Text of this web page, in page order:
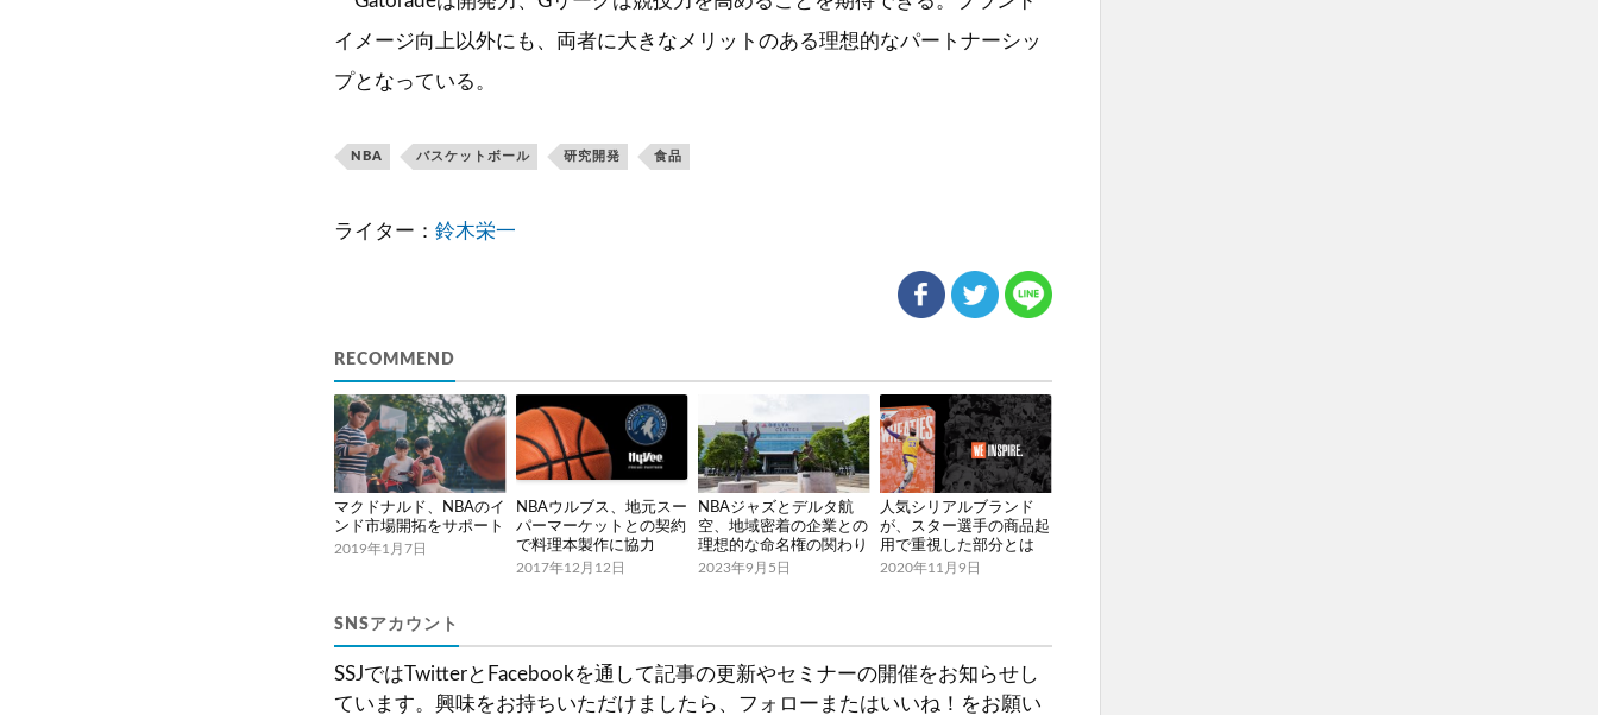
イメージ向上以外にも、両者に大きなメリットのある理想的なパートナーシッ
プとなっている。
NBA バスケットボール 研究開発 食品
ライター： 鈴木栄一
RECOMMEND
2019年1月7日
マクドナルド、NBAのイ
ンド市場開拓をサポート
2017年12月12日
NBAウルブス、地元スー
パーマーケットとの契約
で料理本製作に協力
2023年9月5日
NBAジャズとデルタ航
空、地域密着の企業との
理想的な命名権の関わり
2020年11月9日
人気シリアルブランド
が、スター選手の商品起
用で重視した部分とは
SNSアカウント
SSJではTwitterとFacebookを通して記事の更新やセミナーの開催をお知らせし
ています。興味をお持ちいただけましたら、フォローまたはいいね！をお願い